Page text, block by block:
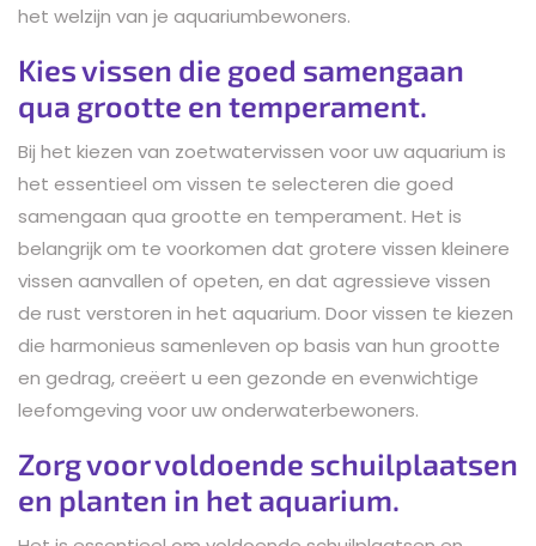
het welzijn van je aquariumbewoners.
Kies vissen die goed samengaan
qua grootte en temperament.
Bij het kiezen van zoetwatervissen voor uw aquarium is
het essentieel om vissen te selecteren die goed
samengaan qua grootte en temperament. Het is
belangrijk om te voorkomen dat grotere vissen kleinere
vissen aanvallen of opeten, en dat agressieve vissen
de rust verstoren in het aquarium. Door vissen te kiezen
die harmonieus samenleven op basis van hun grootte
en gedrag, creëert u een gezonde en evenwichtige
leefomgeving voor uw onderwaterbewoners.
Zorg voor voldoende schuilplaatsen
en planten in het aquarium.